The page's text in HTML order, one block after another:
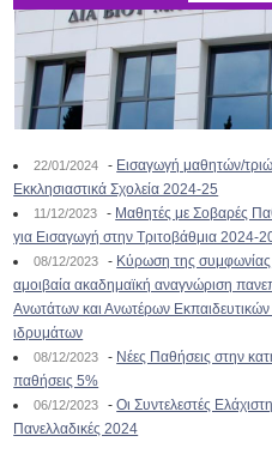
22/01/2024 - Εισαγωγή μαθητών/
Εκκλησιαστικά Σχολεία 2024-25
11/12/2023 - Μαθητές με Σοβαρές
για Εισαγωγή στην Τριτοβάθμια 2024-
08/12/2023 - Κύρωση της συμφωνίας
αμοιβαία ακαδημαϊκή αναγνώριση
Ανωτάτων και Ανωτέρων
ιδρυμάτων
08/12/2023 - Νέες Παθήσεις στην
παθήσεις 5%
06/12/2023 -Οι Συντελεστές
Πανελλαδικές 2024